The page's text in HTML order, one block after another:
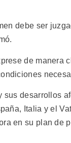
debe ser
de manera
desarrollos
Italia y el
en su plan de